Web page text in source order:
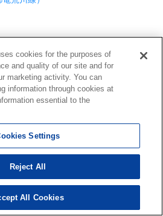
荒川線）
線）
）
cookies for the purposes of
and quality of our site and for
marketing activity. You can
information through cookies at
essential to the
Settings
Reject All
All Cookies